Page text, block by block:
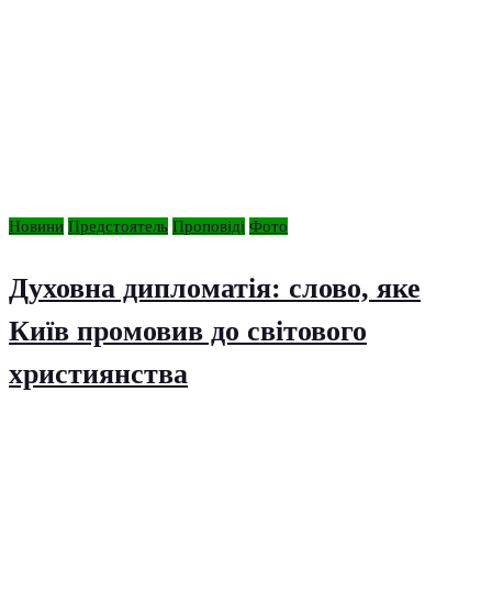
Новини Предстоятель Проповіді Фото
Духовна дипломатія: слово, яке
Київ промовив до світового
християнства